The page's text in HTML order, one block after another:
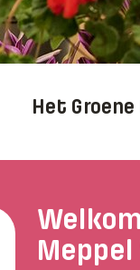
Het Groene
Meppel